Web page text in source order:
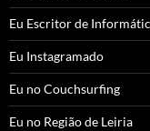
Eu Escritor de
Eu Instagramado
Eu no Couchsurfing
Eu no Região de Leiria